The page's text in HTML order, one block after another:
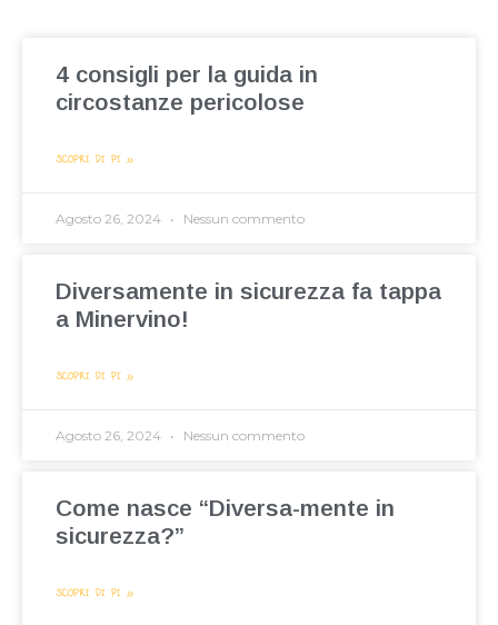
4 consigli per la guida in
circostanze pericolose
SCOPRI DI PIÙ »
Agosto 26, 2024 Nessun commento
Diversamente in sicurezza fa tappa
a Minervino!
SCOPRI DI PIÙ »
Agosto 26, 2024 Nessun commento
Come nasce “Diversa-mente in
sicurezza?”
SCOPRI DI PIÙ »